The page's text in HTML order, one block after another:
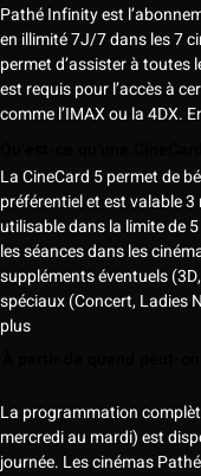
Pathé Infinity est
en illimité 7J/7 dans les 7
permet d’assister à toutes
est requis pour l’accès à
comme l’IMAX ou la 4DX.
La CineCard 5 permet de
préférentiel et est valable
utilisable dans la limite de
les séances dans les
suppléments éventuels
spéciaux (Concert, Ladies
plus
La programmation
mercredi au mardi) est
journée. Les cinémas